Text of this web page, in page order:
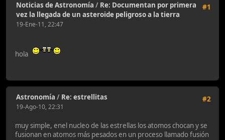
#1
Noticias de Astronomía / Re: Documentan por primera
vez la llegada de un asteroide peligroso a la tierra
19-Ene-11, 22:47
hola
#2
Astronomía / Re: estrellitas
19-Ago-10, 22:31
muy simple, enel nucleo de las estrellas los atomos chocan y se
fusionan en atomos más pesados en un proceso llamado fusión